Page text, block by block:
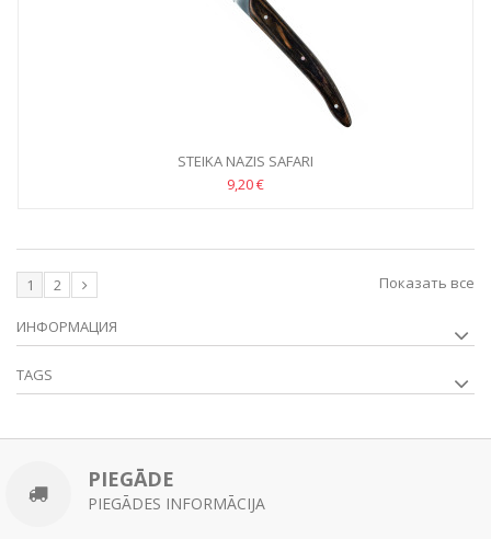
STEIKA NAZIS SAFARI
9,20 €
Показать все
1 2
ИНФОРМАЦИЯ
TAGS
PIEGĀDE
PIEGĀDES INFORMĀCIJA